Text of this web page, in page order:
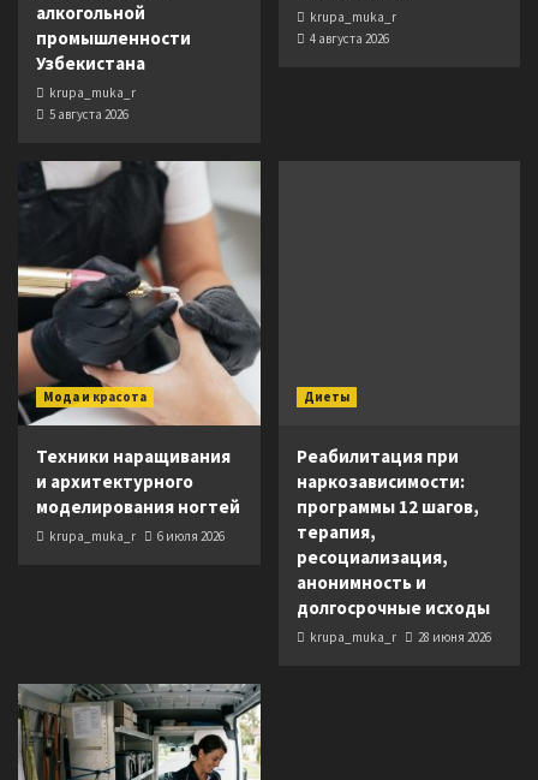
алкогольной
промышленности
Узбекистана
krupa_muka_r
5 августа 2026
krupa_muka_r
4 августа 2026
Мода и красота
Техники наращивания
и архитектурного
моделирования ногтей
krupa_muka_r 6 июля 2026
Диеты
Реабилитация при
наркозависимости:
программы 12 шагов,
терапия,
ресоциализация,
анонимность и
долгосрочные исходы
krupa_muka_r 28 июня 2026